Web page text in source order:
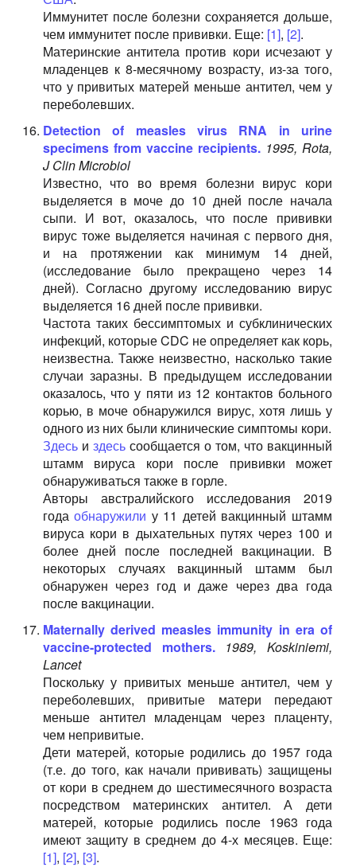
Иммунитет после болезни сохраняется дольше,
чем иммунитет после прививки. Еще: [1], [2].
Mатеринские антитела против кори исчезают у
младенцев к 8-месячному возрасту, из-за того,
что у привитых матерей меньше антител, чем у
переболевших.
Detection of measles virus RNA in urine
specimens from vaccine recipients. 1995, Rota,
J Clin Microbiol
Известно, что во время болезни вирус кори
выделяется в моче до 10 дней после начала
сыпи. И вот, оказалось, что после прививки
вирус тоже выделяется начиная с первого дня,
и на протяжении как минимум 14 дней,
(исследование было прекращено через 14
дней). Согласно другому исследованию вирус
выделяется 16 дней после прививки.
Частота таких бессимптомых и субклинических
инфекций, которые CDC не определяет как корь,
неизвестна. Также неизвестно, насколько такие
случаи заразны. В предыдущем исследовании
оказалось, что у пяти из 12 контактов больного
корью, в моче обнаружился вирус, хотя лишь у
одного из них были клинические симптомы кори.
Здесьи здесьсообщается о том, что вакцинный
штамм вируса кори после прививки может
обнаруживаться также в горле.
Авторы австралийского исследования 2019
годаобнаружили у 11 детей вакцинный штамм
вируса кори в дыхательных путях через 100 и
более дней после последней вакцинации. В
некоторых случаях вакцинный штамм был
обнаружен через год и даже через два года
после вакцинации.
Maternally derived measles immunity in era of
vaccine-protected mothers.
1989, Koskiniemi,
Lancet
Поскольку у привитых меньше антител, чем у
переболевших, привитые матери передают
меньше антител младенцам через плаценту,
чем непривитые.
Дети матерей, которые родились до 1957 года
(т.е. до того, как начали прививать) защищены
от кори в среднем до шестимесячного возраста
посредством материнских антител. А дети
матерей, которые родились после 1963 года
имеют защиту в среднем до 4-х месяцев. Еще:
[1], [2], [3].